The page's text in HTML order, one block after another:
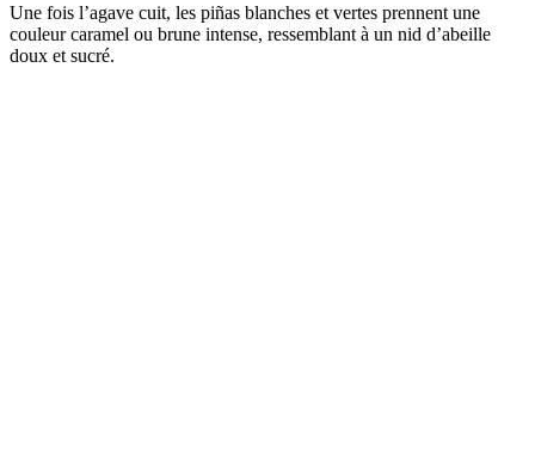
Une fois l’agave cuit, les piñas blanches et vertes prennent une
couleur caramel ou brune intense, ressemblant à un nid d’abeille
doux et sucré.